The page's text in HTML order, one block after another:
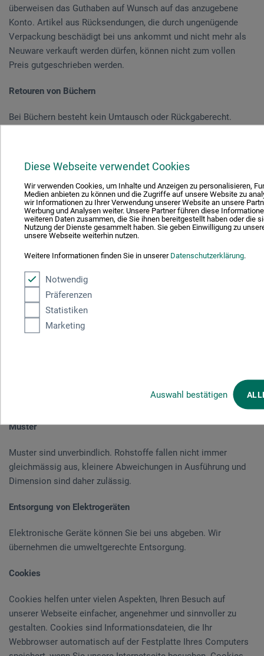
Diese Webseite verwendet Cookies
Wir verwenden Cookies, um Inhalte und Anzeigen zu personalisieren,
Medien anbieten zu können und die Zugriffe auf unsere Website zu
wir Informationen zu Ihrer Verwendung unserer Website an unsere
Werbung und Analysen weiter. Unsere Partner führen diese
weiteren Daten zusammen, die Sie ihnen bereitgestellt haben oder die
Nutzung der Dienste gesammelt haben. Sie geben Einwilligung zu
unsere Webseite weiterhin nutzen.
Weitere Informationen finden Sie in unserer Datenschutzerklärung.
Notwendig
Präferenzen
Statistiken
Marketing
Auswahl bestätigen
überweisen das Guthaben auf Wunsch auf das anzugebene
Konto. Artikel aus Rücksendungen, die durch ungenügende
Verpackung beschädigt bei uns ankommt und nicht mehr als
Neuware verkauft werden dürfen, können nicht zum vollen
Preis gutgeschrieben werden.
Retouren von Büchern
Bei Büchern besteht kein Umtausch oder Rückgaberecht.
Die gelieferten Waren unterliegen in allen Fällen unserem
uneingeschränkten Eigentumsvorbehalt bis zur Bezahlung.
Gerichtsstand ist Unterentfelden.
Sonstige Vorbehalte und Haftung
handelsübliche Qualität der angebotenen Artikel wird begrenzt,
entweder auf Ersatzlieferung oder Behebung begründeter
Mängelrügen. Für Folgeschäden kann keine Haftung
übernommen werden.
gelieferter Produkte erfolgen nach bestem Wissen, jedoch
unverbindlich und unter Ausschluss jeglicher Haftung.
Muster
Muster sind unverbindlich. Rohstoffe fallen nicht immer
gleichmässig aus, kleinere Abweichungen in Ausführung und
Dimension sind daher zulässig.
Entsorgung von Elektrogeräten
Elektronische Geräte können Sie bei uns abgeben. Wir
übernehmen die umweltgerechte Entsorgung.
Cookies
Cookies helfen unter vielen Aspekten, Ihren Besuch auf
unserer Webseite einfacher, angenehmer und sinnvoller zu
gestalten. Cookies sind Informationsdateien, die Ihr
Webbrowser automatisch auf der Festplatte Ihres Computers